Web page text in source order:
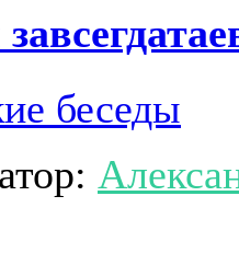
беседы